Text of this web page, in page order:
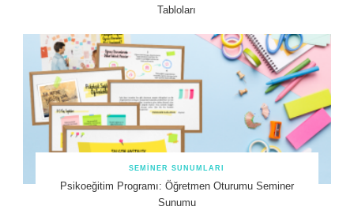
Tabloları
SEMINER SUNUMLARI
Psikoeğitim Programı: Öğretmen Oturumu Seminer
Sunumu